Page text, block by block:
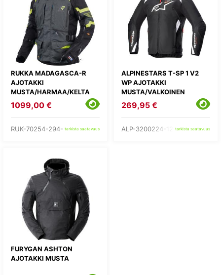
RUKKA MADAGASCA-R
AJOTAKKI
MUSTA/HARMAA/KELTA
1099,00 €
RUK-70254-294- tarkista saatavuus
ALPINESTARS T-SP 1 V2
WP AJOTAKKI
MUSTA/VALKOINEN
269,95 €
ALP-3200224-12-tarkista saatavuus
FURYGAN ASHTON
AJOTAKKI MUSTA